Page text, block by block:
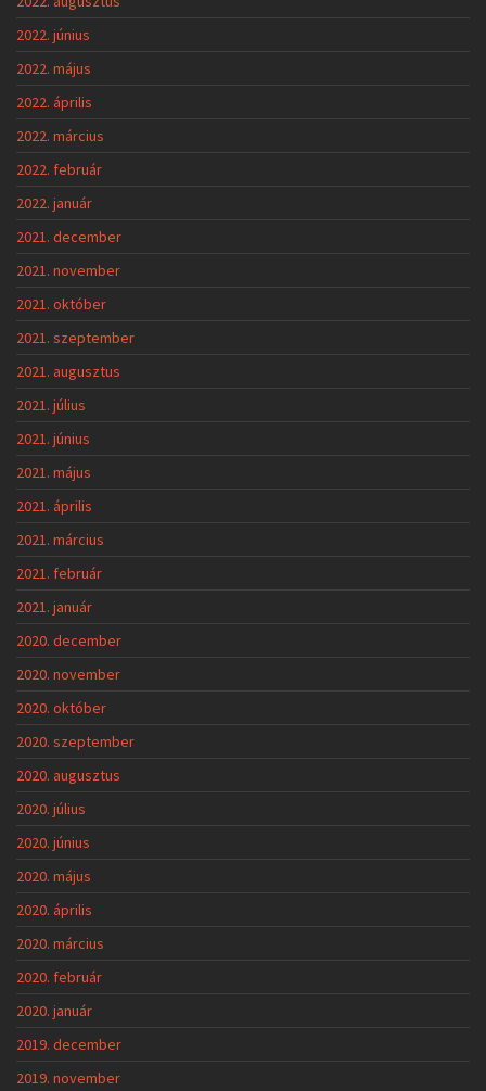
2022. június
2022. május
2022. április
2022. március
2022. február
2022. január
2021. december
2021. november
2021. október
2021. szeptember
2021. augusztus
2021. július
2021. június
2021. május
2021. április
2021. március
2021. február
2021. január
2020. december
2020. november
2020. október
2020. szeptember
2020. augusztus
2020. július
2020. június
2020. május
2020. április
2020. március
2020. február
2020. január
2019. december
2019. november